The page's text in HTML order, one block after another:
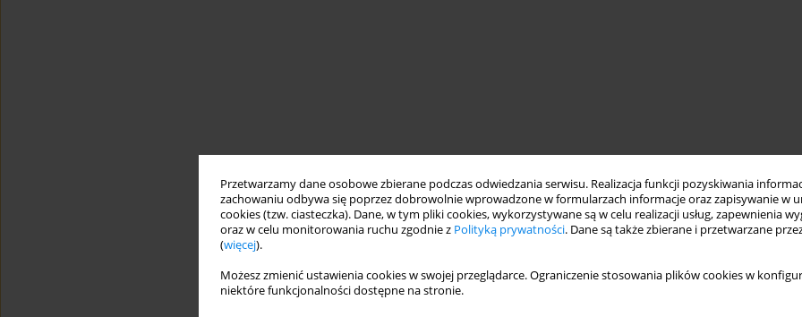
Przetwarzamy dane osobowe zbierane podczas odwiedzania serwisu. Realizacja funkcji pozyskiwania
zachowaniu odbywa się poprzez dobrowolnie wprowadzone w formularzach informacje oraz zapisywanie w
cookies (tzw. ciasteczka). Dane, w tym pliki cookies, wykorzystywane są w celu realizacji usług, zapewnienia
oraz w celu monitorowania ruchu zgodnie z Polityką prywatności. Dane są także zbierane i przetwarzane
(więcej).
Możesz zmienić ustawienia cookies w swojej przeglądarce. Ograniczenie stosowania plików cookies w
niektóre funkcjonalności dostępne na stronie.